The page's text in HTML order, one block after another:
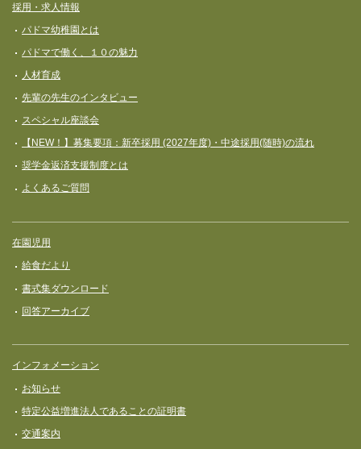
採用・求人情報
パドマ幼稚園とは
パドマで働く、１０の魅力
人材育成
先輩の先生のインタビュー
スペシャル座談会
【NEW！】募集要項：新卒採用 (2027年度)・中途採用(随時)の流れ
奨学⾦返済⽀援制度とは
よくあるご質問
在園児用
給食だより
書式集ダウンロード
回答アーカイブ
インフォメーション
お知らせ
特定公益増進法人であることの証明書
交通案内